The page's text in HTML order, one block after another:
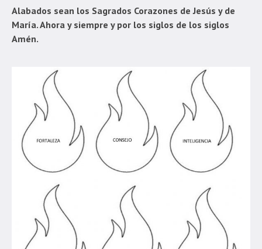
Alabados sean los Sagrados Corazones de Jesús y de
María. Ahora y siempre y por los siglos de los siglos
Amén.